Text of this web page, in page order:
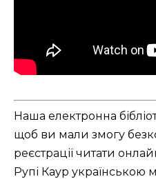
Наша електронна
щоб ви мали змогу
реєстрації читати
Рупі Каур